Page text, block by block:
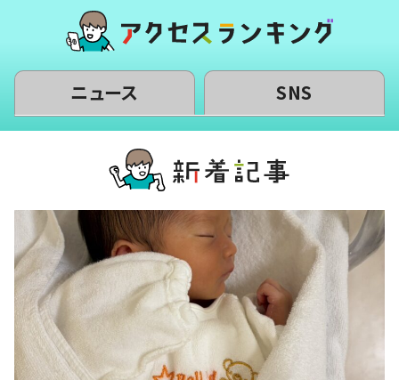
ニュース SNS